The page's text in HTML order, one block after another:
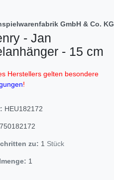
GmbH & Co. KG
- Jan
- 15 cm
Herstellers gelten besondere
!
HEU182172
zu: 1 Stück
1